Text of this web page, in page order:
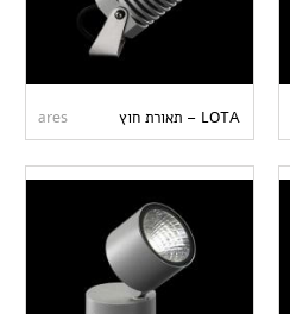
LOTA – תאורת חוץ ares